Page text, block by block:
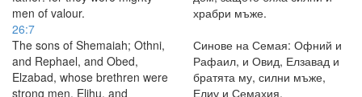
men of valour.
храбри мъже.
26:7
The sons of Shemaiah; Othni,
and Rephael, and Obed,
Elzabad, whose brethren were
strong men, Elihu, and
Синове на Семая: Офний и
Рафаил, и Овид, Елзавад и
братята му, силни мъже,
Елиу и Семахия.